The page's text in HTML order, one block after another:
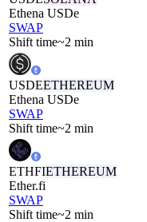
Ethena USDe
SWAP
Shift time~2 min
USDEETHEREUM
Ethena USDe
SWAP
Shift time~2 min
ETHFIETHEREUM
Ether.fi
SWAP
Shift time~2 min